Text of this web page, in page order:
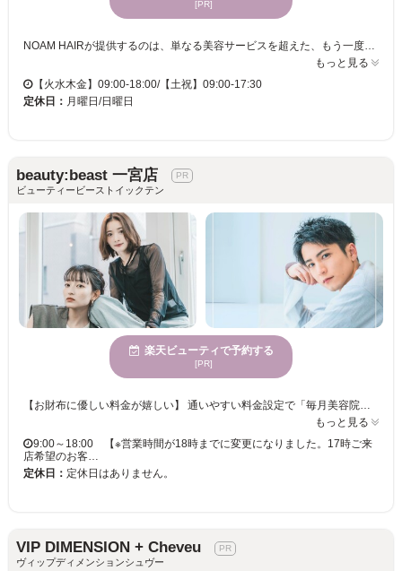
[PR]
NOAM HAIRが提供するのは、単なる美容サービスを超えた、もう一度自分を好きになれる特別な体験です。自然の温もりが感じられる空間で、心からリラックスしながら施術を受けられます。特にメンズスタイルに詳しいスタイリストが、骨格や髪質、ライフスタイルまで丁寧にカウンセリングし、あなただけに最適なヘアスタイルを提案します。駐車場やクレジットカード、QR決済も対応しており、アクセスや支払いも便利です。髪質改善から縮毛矯正、カラーリングまで幅広く対応し、日常生活をより輝かせるスタイルを実現します。この機会に「NOAM HAIR」で、新しい自分に出会いませんか。
もっと見る
【火水木金】09:00-18:00/【土祝】09:00-17:30
定休日： 月曜日/日曜日
beauty:beast 一宮店
ビューティービーストイックテン
楽天ビューティで予約する
[PR]
【お財布に優しい料金が嬉しい】 通いやすい料金設定で「毎月美容院に行きたい」「美容院で楽しく過ごしたい」というお客様の綺麗をずっと応援します！ スタイリストの技術や使用する薬剤に一切の妥協ナシ！丁寧なカウンセリングであなたの“なりたい”を叶えてくれるサロンです☆ 【メンズカットならココ】 一人一人の個性を活かし、あらゆるシーンに対応したスタイルをご提案するメンズヘアはカットがキメ手！月1のメンテナンス感覚で通える価格設定も人気の秘訣◎ 楽にキマるスタイリングや、自宅でも再現性もバッチリ！ ◇土佐一宮駅より 徒歩5分 ◇当日予約・飛び込みでのご来店OK ◇クレジットカード／PayPay／楽天ペイ利用可 ◇スパ専門店並みの極上ヘッドスパメニューあり ショート/レイヤー/髪質改善/インナー/ハイライト/キッズカット/ヘアセット/前髪カット/ヘッドスパ/縮毛矯正/ブリーチ/学割U24/白髪ぼかし/白髪染め
もっと見る
9:00～18:00 【※営業時間が18時までに変更になりました。17時ご来
店希望のお客…
定休日： 定休日はありません。
VIP DIMENSION + Cheveu
ヴィップディメンションシュヴー